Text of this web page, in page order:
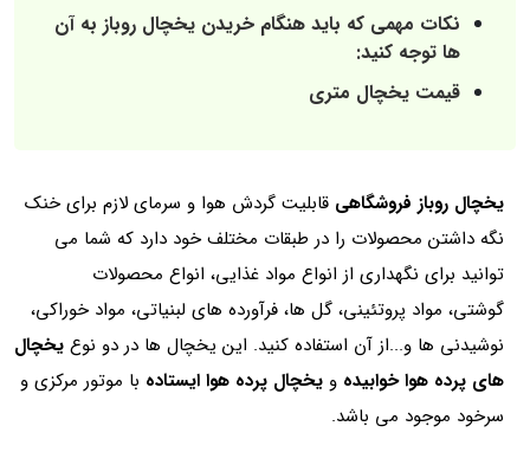
نکات مهمی که باید هنگام خریدن یخچال روباز به آن
ها توجه کنید:
قیمت یخچال متری
یخچال روباز فروشگاهی قابلیت گردش هوا و سرمای لازم برای خنک
نگه داشتن محصولات را در طبقات مختلف خود دارد که شما می
توانید برای نگهداری از انواع مواد غذایی، انواع محصولات
گوشتی، مواد پروتئینی، گل ها، فرآورده های لبنیاتی، مواد خوراکی،
نوشیدنی ها و...از آن استفاده کنید. این یخچال ها در دو نوع یخچال
های پرده هوا خوابیده و یخچال پرده هوا ایستاده با موتور مرکزی و
سرخود موجود می باشد.